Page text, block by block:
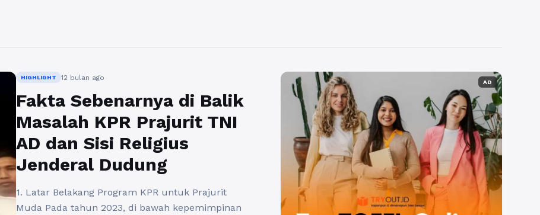
HIGHLIGHT 12 bulan ago
Fakta Sebenarnya di Balik
Masalah KPR Prajurit TNI
AD dan Sisi Religius
Jenderal Dudung
1. Latar Belakang Program KPR untuk Prajurit
Muda Pada tahun 2023, di bawah kepemimpinan
AD